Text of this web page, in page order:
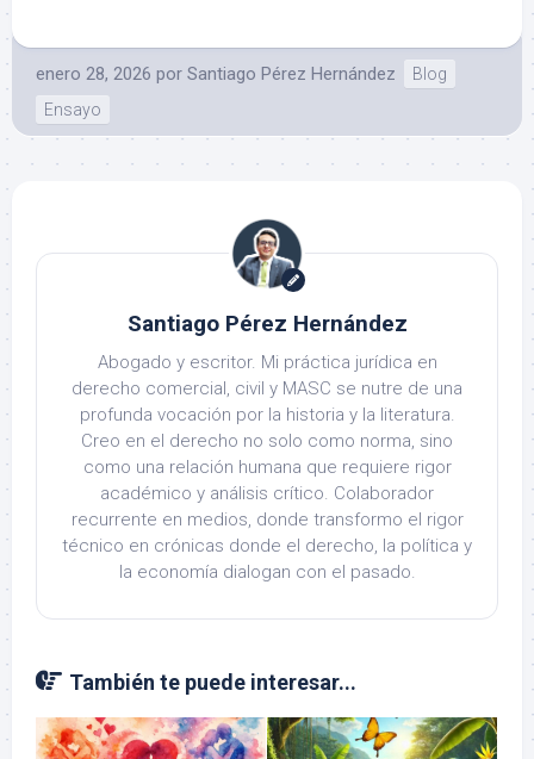
enero 28, 2026 por Santiago Pérez Hernández
Blog
Ensayo
Santiago Pérez Hernández
Abogado y escritor. Mi práctica jurídica en
derecho comercial, civil y MASC se nutre de una
profunda vocación por la historia y la literatura.
Creo en el derecho no solo como norma, sino
como una relación humana que requiere rigor
académico y análisis crítico. Colaborador
recurrente en medios, donde transformo el rigor
técnico en crónicas donde el derecho, la política y
la economía dialogan con el pasado.
También te puede interesar...